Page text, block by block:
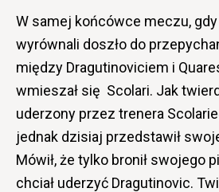
W samej końcówce meczu,
wyrównali doszło do
między Dragutinoviciem i
wmieszał się Scolari. Jak
uderzony przez trenera
jednak dzisiaj przedstawił
Mówił, że tylko bronił swojego
chciał uderzyć Dragutinovic.